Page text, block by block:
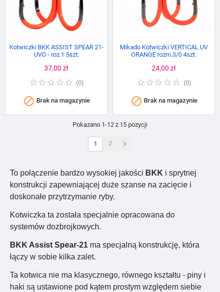
Kotwiczki BKK ASSIST SPEAR 21-
UVO - roz.1 5szt.
Cena
37,00 zł
(0)
 Brak na magazynie
Mikado Kotwiczki VERTICAL UV
ORANGE rozm.3/0 4szt.
Cena
24,00 zł
(0)
 Brak na magazynie
Pokazano 1-12 z 15 pozycji
1 2 
To połączenie bardzo wysokiej jakości BKK i sprytnej
konstrukcji zapewniającej duże szanse na zacięcie i
doskonałe przytrzymanie ryby.
Kotwiczka ta została specjalnie opracowana do
systemów dozbrojkowych.
BKK Assist Spear-21 ma specjalną konstrukcję, która
łączy w sobie kilka zalet.
Ta kotwica nie ma klasycznego, równego kształtu - piny i
haki są ustawione pod kątem prostym względem siebie